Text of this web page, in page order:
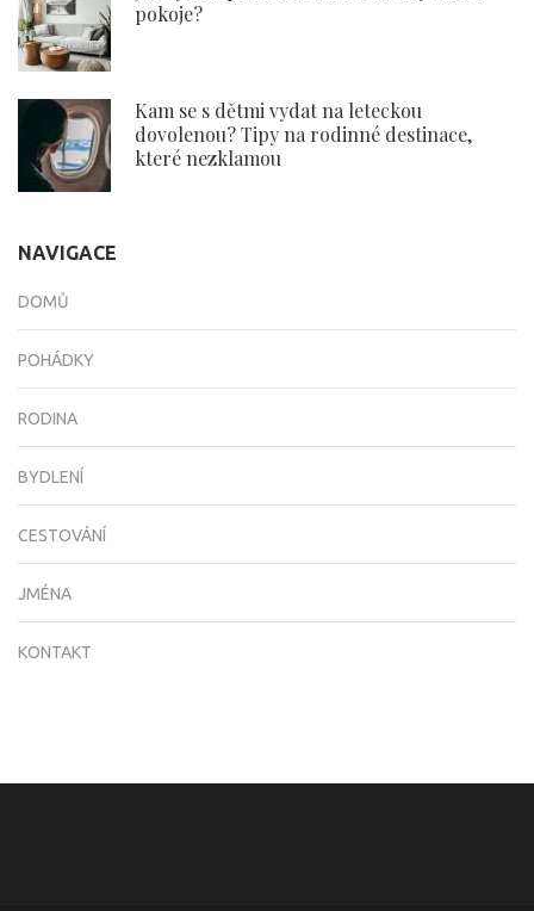
pokoje?
Kam se s dětmi vydat na leteckou
dovolenou? Tipy na rodinné destinace,
které nezklamou
NAVIGACE
DOMŮ
POHÁDKY
RODINA
BYDLENÍ
CESTOVÁNÍ
JMÉNA
KONTAKT